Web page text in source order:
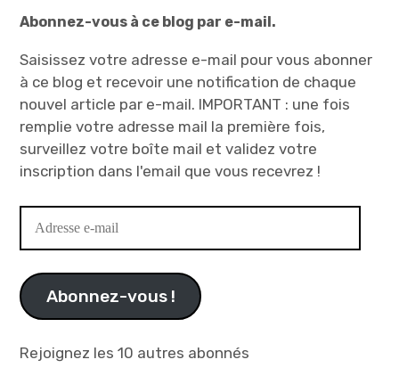
Abonnez-vous à ce blog par e-mail.
Saisissez votre adresse e-mail pour vous abonner
à ce blog et recevoir une notification de chaque
nouvel article par e-mail. IMPORTANT : une fois
remplie votre adresse mail la première fois,
surveillez votre boîte mail et validez votre
inscription dans l'email que vous recevrez !
e-
Abonnez-vous !
Rejoignez les 10 autres abonnés